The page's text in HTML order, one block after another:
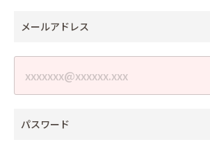
メールアドレス
パスワード